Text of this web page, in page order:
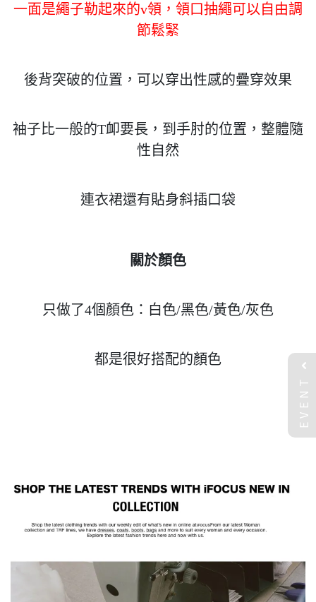
一面是繩子勒起來的v領，領口抽繩可以自由調
節鬆緊
後背突破的位置，可以穿出性感的疊穿效果
袖子比一般的T卹要長，到手肘的位置，整體隨
性自然
連衣裙還有貼身斜插口袋
關於顏色
只做了4個顏色：白色/黑色/黃色/灰色
都是很好搭配的顏色
EVENT